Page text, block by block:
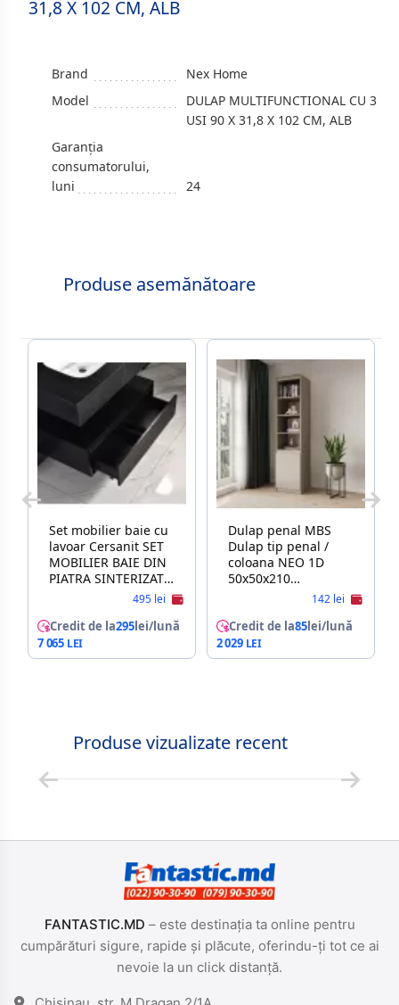
31,8 X 102 CM, ALB
Brand
Nex Home
Model
DULAP MULTIFUNCTIONAL CU 3
USI 90 X 31,8 X 102 CM, ALB
Garanția
consumatorului,
luni
24
Produse asemănătoare
Set mobilier baie cu
lavoar Cersanit SET
MOBILIER BAIE DIN
PIATRA SINTERIZATA
495 lei
Credit de la295lei/lună
7 065
Dulap penal MBS
Dulap tip penal /
coloana NEO 1D
50x50x210
142 lei
Credit de la85lei/lună
2 029
Produse vizualizate recent
FANTASTIC.MD – este destinația ta online pentru
cumpărături sigure, rapide și plăcute, oferindu-ți tot ce ai
nevoie la un click distanță.